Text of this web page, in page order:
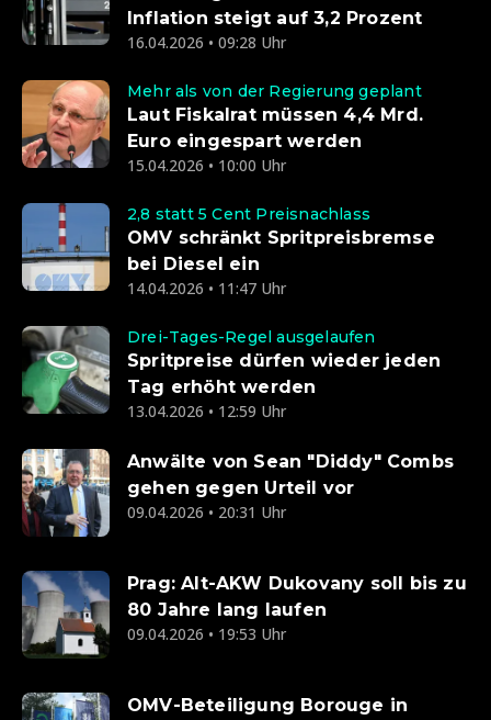
Inflation steigt auf 3,2 Prozent
16.04.2026 • 09:28 Uhr
Mehr als von der Regierung geplant
Laut Fiskalrat müssen 4,4 Mrd.
Euro eingespart werden
15.04.2026 • 10:00 Uhr
2,8 statt 5 Cent Preisnachlass
OMV schränkt Spritpreisbremse
bei Diesel ein
14.04.2026 • 11:47 Uhr
Drei-Tages-Regel ausgelaufen
Spritpreise dürfen wieder jeden
Tag erhöht werden
13.04.2026 • 12:59 Uhr
Anwälte von Sean "Diddy" Combs
gehen gegen Urteil vor
09.04.2026 • 20:31 Uhr
Prag: Alt-AKW Dukovany soll bis zu
80 Jahre lang laufen
09.04.2026 • 19:53 Uhr
OMV-Beteiligung Borouge in